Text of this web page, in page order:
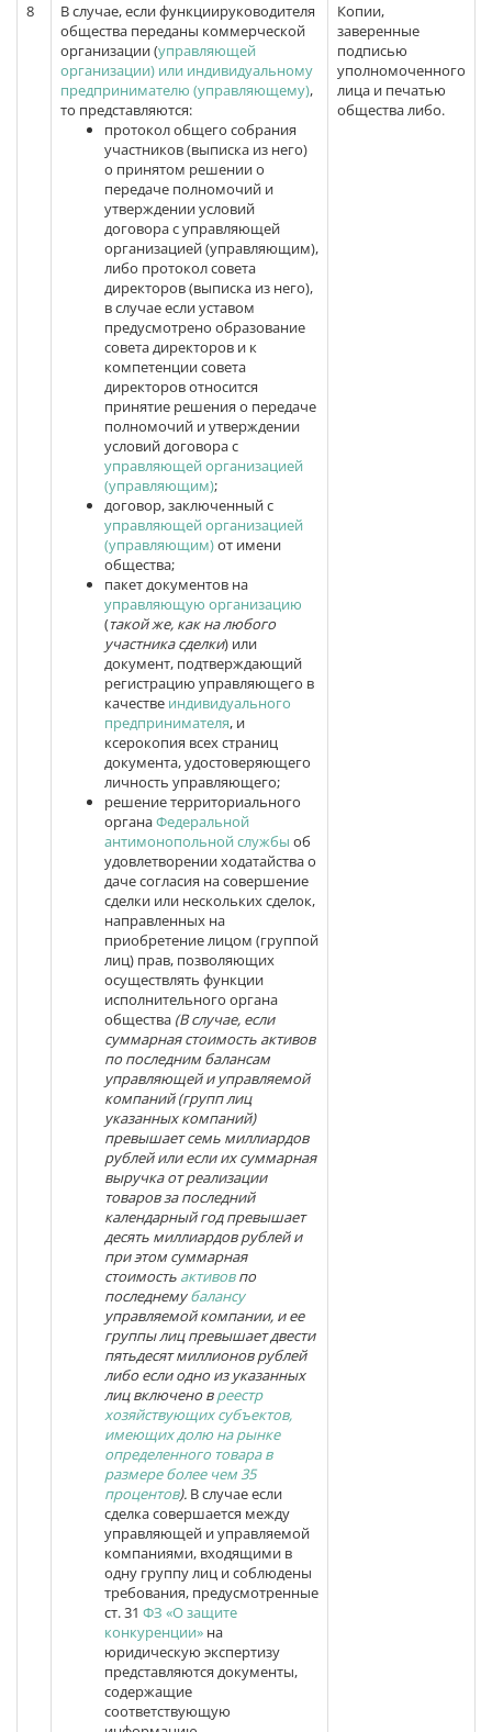
8
В случае, если функциируководителя
общества переданы коммерческой
организации (управляющей
организации) или индивидуальному
предпринимателю (управляющему),
то представляются:
протокол общего собрания
участников (выписка из него)
о принятом решении о
передаче полномочий и
утверждении условий
договора с управляющей
организацией (управляющим),
либо протокол совета
директоров (выписка из него),
в случае если уставом
предусмотрено образование
совета директоров и к
компетенции совета
директоров относится
принятие решения о передаче
полномочий и утверждении
условий договора с
управляющей организацией
(управляющим);
договор, заключенный с
управляющей организацией
(управляющим)от имени
общества;
пакет документов на
управляющую организацию
(такой же, как на любого
участника сделки) или
документ, подтверждающий
регистрацию управляющего в
качестве индивидуального
предпринимателя, и
ксерокопия всех страниц
документа, удостоверяющего
личность управляющего;
решение территориального
органаФедеральной
антимонопольной службы об
удовлетворении ходатайства о
даче согласия на совершение
сделки или нескольких сделок,
направленных на
приобретение лицом (группой
лиц) прав, позволяющих
осуществлять функции
исполнительного органа
общества (В случае, если
суммарная стоимость активов
по последним балансам
управляющей и управляемой
компаний (групп лиц
указанных компаний)
превышает семь миллиардов
рублей или если их суммарная
выручка от реализации
товаров за последний
календарный год превышает
десять миллиардов рублей и
при этом суммарная
стоимость активовпо
последнемубалансу
управляемой компании, и ее
группы лиц превышает двести
пятьдесят миллионов рублей
либо если одно из указанных
лиц включено вреестр
хозяйствующих субъектов,
имеющих долю на рынке
определенного товара в
размере более чем 35
процентов). В случае если
сделка совершается между
управляющей и управляемой
компаниями, входящими в
одну группу лиц и соблюдены
требования, предусмотренные
ст. 31 ФЗ «О защите
конкуренции» на
юридическую экспертизу
представляются документы,
содержащие
соответствующую
Копии,
заверенные
подписью
уполномоченного
лица и печатью
общества либо.